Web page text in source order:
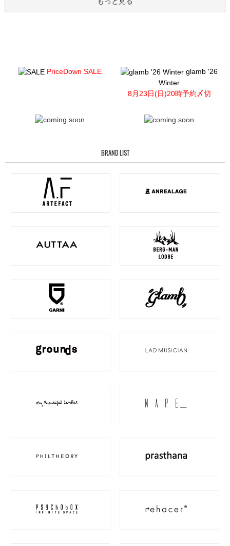
PriceDown SALE
glamb '26
Winter
8月23日(日)20時予約〆切
BRAND LIST